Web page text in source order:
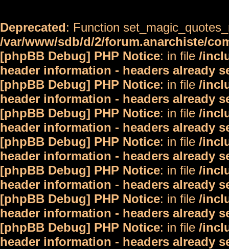
Deprecated: Function
/var/www/sdb/d/2/forum.anarchiste/
[phpBB Debug] PHP Notice: in file /
header information - headers already
[phpBB Debug] PHP Notice: in file /
header information - headers already
[phpBB Debug] PHP Notice: in file /
header information - headers already
[phpBB Debug] PHP Notice: in file /
header information - headers already
[phpBB Debug] PHP Notice: in file /
header information - headers already
[phpBB Debug] PHP Notice: in file /
header information - headers already
[phpBB Debug] PHP Notice: in file /
header information - headers already